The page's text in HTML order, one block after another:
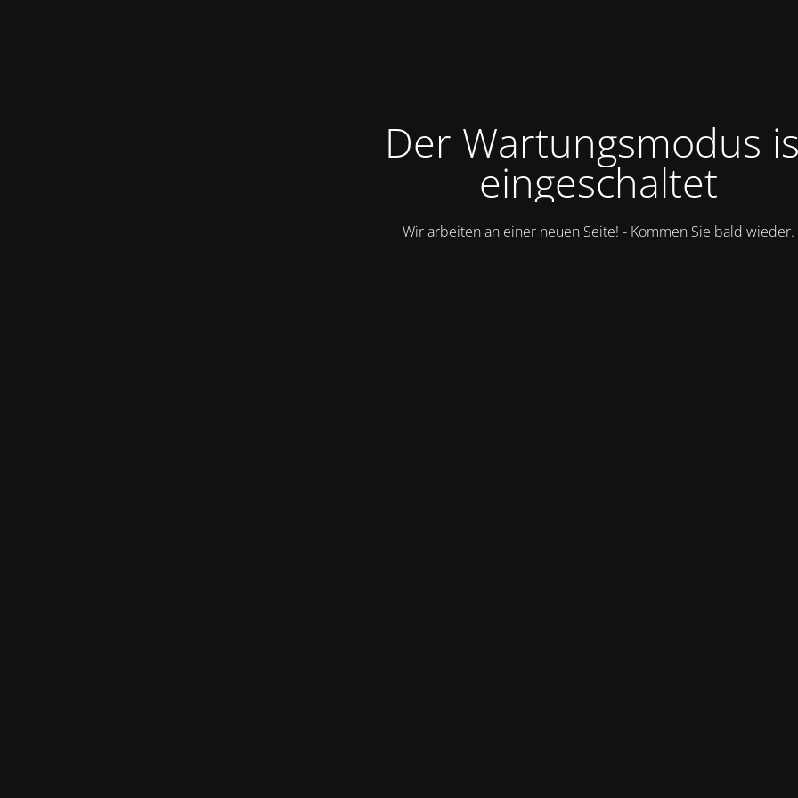
Der Wartungsmodus
eingeschaltet
Wir arbeiten an einer neuen Seite! - Kommen Sie bald wieder.